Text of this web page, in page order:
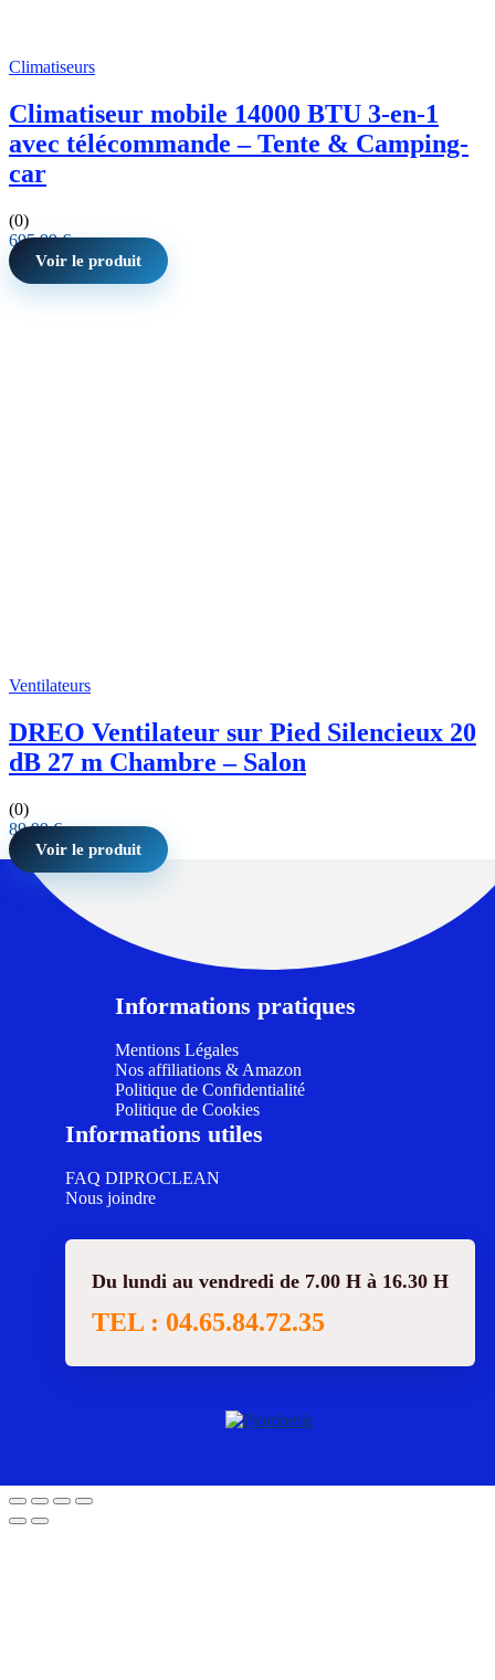
Climatiseurs
Climatiseur mobile 14000 BTU 3-en-1
avec télécommande – Tente & Camping-
car
(0)
695,99€
Voir le produit
Ventilateurs
DREO Ventilateur sur Pied Silencieux 20
dB 27 m Chambre – Salon
(0)
89,99€
Voir le produit
Informations pratiques
Mentions Légales
Nos affiliations & Amazon
Politique de Confidentialité
Politique de Cookies
Informations utiles
FAQ DIPROCLEAN
Nous joindre
Du lundi au vendredi de 7.00 H à 16.30 H
TEL : 04.65.84.72.35